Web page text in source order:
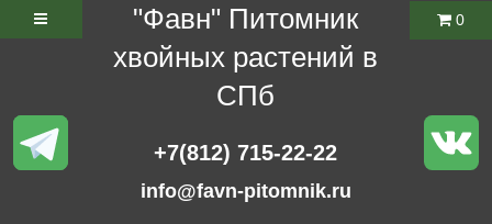
"Фавн" Питомник
хвойных растений в
СПб
+7(812) 715-22-22
info@favn-pitomnik.ru
0